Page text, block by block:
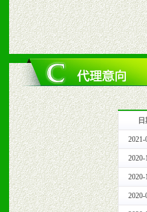
2、对于临期
六、服务优势
1、完善的信
我们将及时
2、售后服务
以及时受理
3、我们时刻
2021-
2020-
2020-
2020-